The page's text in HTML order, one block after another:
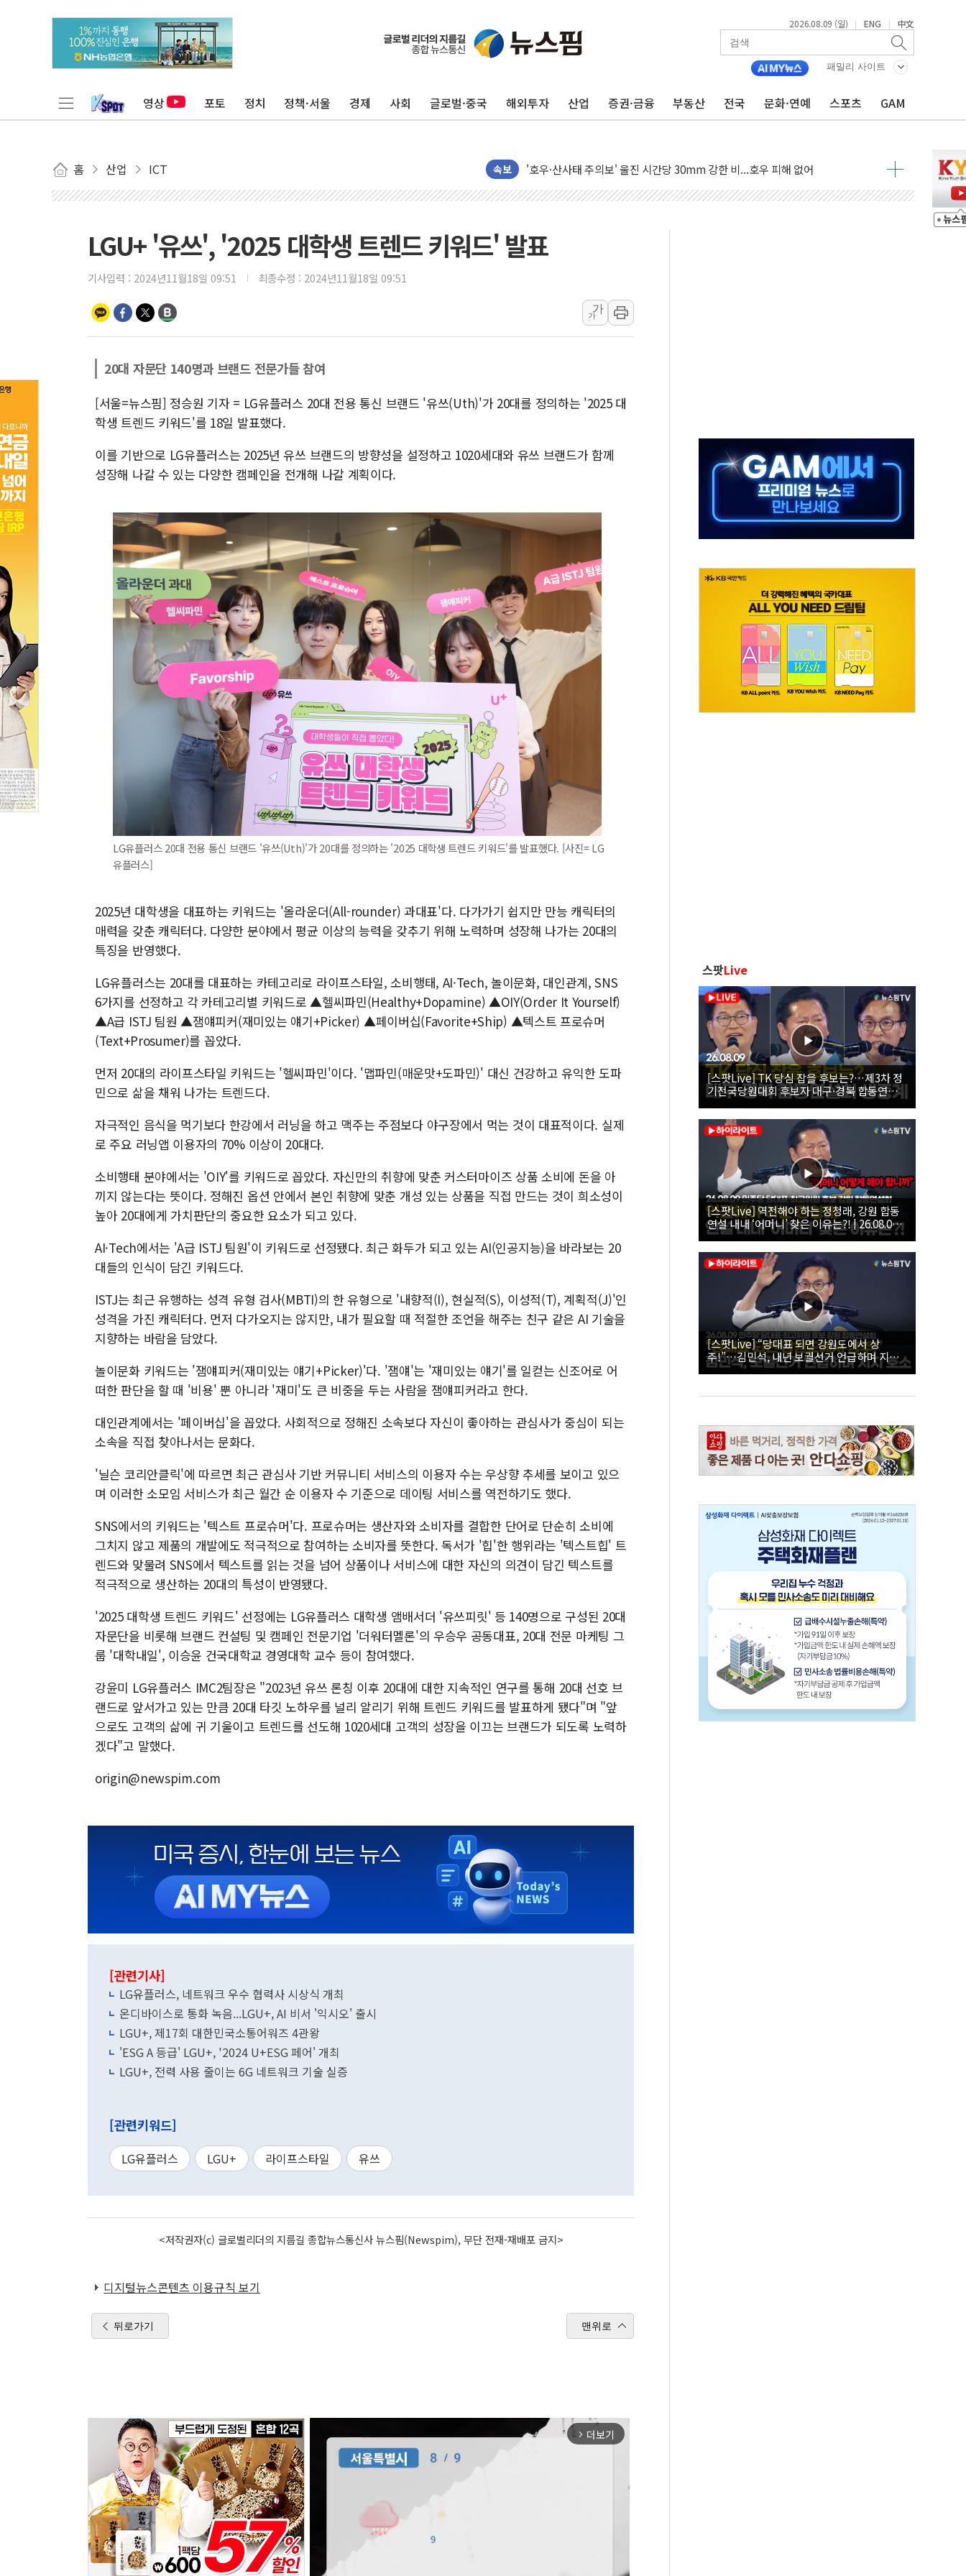
2026.08.09 (일) | ENG | 中文
패밀리 사이트
영상 포토 정치 정책·서울 경제 사회 글로벌·중국 해외투자 산업 증권·금융 부동산 전국 문화·연예 스포츠 GAM
홈 산업 ICT 속보
하나금융, 명동 소상공인에 '행복상자' 전달
인천시 광복절 현수막 '태극기 거꾸로' 논란…이틀만에 철거
홈플러스發 대형마트 판매, 역대 최대폭 감소한 9.4%↓…유통업계 양극화 심화
윤준병·이해민 의원, '정부 특사'로 콜롬비아 대통령 취임식 참석
여야, 황희 '버스 하우스' 공방…野 "청년 우롱 기괴" vs 與 "송구한 해프닝"
풀무원재단, '국제과학연극제 2026'서 어린이 과학연극 2편 수상
與 "세제개편안 8월 말 당정 조율 완료…초고가·비거주 1주택 등 여론 수렴"
경인고속도로서 차량 4대 연쇄 추돌…7세 남아 등 4명 부상
삼성전자, 美국립연구소와 영하 30도 극저온 난방기술 개발한다
[인사] 국무조정실·국무총리비서실
롯데백화점, 앰배서더 2기 모집…지역 크리에이터 확대
장동혁, 李 대통령에 "결혼 페널티 만든 건 이 정권…신생아 특례 대출까지 줄여"
김성회, 국민의힘에 "청년 결혼까지 정쟁 소재 삼아…청년 삶 가로막는 걸림돌"
LGU+ '유쓰', '2025 대학생 트렌드 키워드' 발표
기사입력 : 2024년11월18일 09:51 최종수정 : 2024년11월18일 09:51
가
가
20대 자문단 140명과 브랜드 전문가들 참여
[서울=뉴스핌] 정승원 기자 = LG유플러스 20대 전용 통신 브랜드 '유쓰(Uth)'가 20대를 정의하는 '2025 대
학생 트렌드 키워드'를 18일 발표했다.
이를 기반으로 LG유플러스는 2025년 유쓰 브랜드의 방향성을 설정하고 1020세대와 유쓰 브랜드가 함께
성장해 나갈 수 있는 다양한 캠페인을 전개해 나갈 계획이다.
LG유플러스 20대 전용 통신 브랜드 '유쓰(Uth)'가 20대를 정의하는 '2025 대학생 트렌드 키워드'를 발표했다. [사진= LG
유플러스]
2025년 대학생을 대표하는 키워드는 '올라운더(All-rounder) 과대표'다. 다가가기 쉽지만 만능 캐릭터의
매력을 갖춘 캐릭터다. 다양한 분야에서 평균 이상의 능력을 갖추기 위해 노력하며 성장해 나가는 20대의
특징을 반영했다.
LG유플러스는 20대를 대표하는 카테고리로 라이프스타일, 소비행태, AI·Tech, 놀이문화, 대인관계, SNS
6가지를 선정하고 각 카테고리별 키워드로 ▲헬씨파민(Healthy+Dopamine) ▲OIY(Order It Yourself)
▲A급 ISTJ 팀원 ▲잼얘피커(재미있는 얘기+Picker) ▲페이버십(Favorite+Ship) ▲텍스트 프로슈머
(Text+Prosumer)를 꼽았다.
먼저 20대의 라이프스타일 키워드는 '헬씨파민'이다. '맵파민(매운맛+도파민)' 대신 건강하고 유익한 도파
민으로 삶을 채워 나가는 트렌드다.
자극적인 음식을 먹기보다 한강에서 러닝을 하고 맥주는 주점보다 야구장에서 먹는 것이 대표적이다. 실제
로 주요 러닝앱 이용자의 70% 이상이 20대다.
소비행태 분야에서는 'OIY'를 키워드로 꼽았다. 자신만의 취향에 맞춘 커스터마이즈 상품 소비에 돈을 아
끼지 않는다는 뜻이다. 정해진 옵션 안에서 본인 취향에 맞춘 개성 있는 상품을 직접 만드는 것이 희소성이
높아 20대에게 가치판단의 중요한 요소가 되고 있다.
AI·Tech에서는 'A급 ISTJ 팀원'이 키워드로 선정됐다. 최근 화두가 되고 있는 AI(인공지능)을 바라보는 20
대들의 인식이 담긴 키워드다.
ISTJ는 최근 유행하는 성격 유형 검사(MBTI)의 한 유형으로 '내향적(I), 현실적(S), 이성적(T), 계획적(J)'인
성격을 가진 캐릭터다. 먼저 다가오지는 않지만, 내가 필요할 때 적절한 조언을 해주는 친구 같은 AI 기술을
지향하는 바람을 담았다.
놀이문화 키워드는 '잼얘피커(재미있는 얘기+Picker)'다. '잼얘'는 '재미있는 얘기'를 일컫는 신조어로 어
떠한 판단을 할 때 '비용' 뿐 아니라 '재미'도 큰 비중을 두는 사람을 잼얘피커라고 한다.
대인관계에서는 '페이버십'을 꼽았다. 사회적으로 정해진 소속보다 자신이 좋아하는 관심사가 중심이 되는
소속을 직접 찾아나서는 문화다.
'닐슨 코리안클릭'에 따르면 최근 관심사 기반 커뮤니티 서비스의 이용자 수는 우상향 추세를 보이고 있으
며 이러한 소모임 서비스가 최근 월간 순 이용자 수 기준으로 데이팅 서비스를 역전하기도 했다.
SNS에서의 키워드는 '텍스트 프로슈머'다. 프로슈머는 생산자와 소비자를 결합한 단어로 단순히 소비에
그치지 않고 제품의 개발에도 적극적으로 참여하는 소비자를 뜻한다. 독서가 '힙'한 행위라는 '텍스트힙' 트
렌드와 맞물려 SNS에서 텍스트를 읽는 것을 넘어 상품이나 서비스에 대한 자신의 의견이 담긴 텍스트를
적극적으로 생산하는 20대의 특성이 반영됐다.
'2025 대학생 트렌드 키워드' 선정에는 LG유플러스 대학생 앰배서더 '유쓰피릿' 등 140명으로 구성된 20대
자문단을 비롯해 브랜드 컨설팅 및 캠페인 전문기업 '더워터멜론'의 우승우 공동대표, 20대 전문 마케팅 그
룹 '대학내일', 이승윤 건국대학교 경영대학 교수 등이 참여했다.
강윤미 LG유플러스 IMC2팀장은 "2023년 유쓰 론칭 이후 20대에 대한 지속적인 연구를 통해 20대 선호 브
랜드로 앞서가고 있는 만큼 20대 타깃 노하우를 널리 알리기 위해 트렌드 키워드를 발표하게 됐다"며 "앞
으로도 고객의 삶에 귀 기울이고 트렌드를 선도해 1020세대 고객의 성장을 이끄는 브랜드가 되도록 노력하
겠다"고 말했다.
origin@newspim.com
[관련기사]
LG유플러스, 네트워크 우수 협력사 시상식 개최
온디바이스로 통화 녹음...LGU+, AI 비서 '익시오' 출시
LGU+, 제17회 대한민국소통어워즈 4관왕
'ESG A 등급' LGU+, '2024 U+ESG 페어' 개최
LGU+, 전력 사용 줄이는 6G 네트워크 기술 실증
[관련키워드]
LG유플러스 LGU+ 라이프스타일 유쓰
<저작권자(c) 글로벌리더의 지름길 종합뉴스통신사 뉴스핌(Newspim), 무단 전재-재배포 금지>
디지털뉴스콘텐츠 이용규칙 보기
뒤로가기 맨위로
arrow_forward_ios 더보기
스팟Live
[스팟Live] TK 당심 잡을 후보는?…제3차 정
기전국당원대회 후보자 대구·경북 합동연설
회 생중계 | 26.08.09
[스팟Live] 역전해야 하는 정청래, 강원 합동
연설 내내 ‘어머니’ 찾은 이유는?! | 26.08.09
더불어민주당 당대표·최고위원 후보 강원 합
동연설회
[스팟Live] “당대표 되면 강원도에서 상
주!”…김민석, 내년 보궐선거 언급하며 지지
호소 | 26.08.09 더불어민주당 당대표·최고위